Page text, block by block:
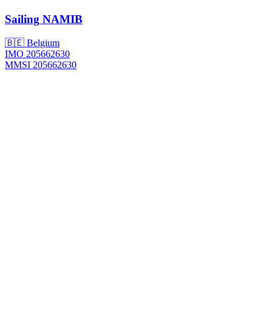
Sailing NAMIB
🇧🇪 Belgium
IMO 205662630
MMSI 205662630